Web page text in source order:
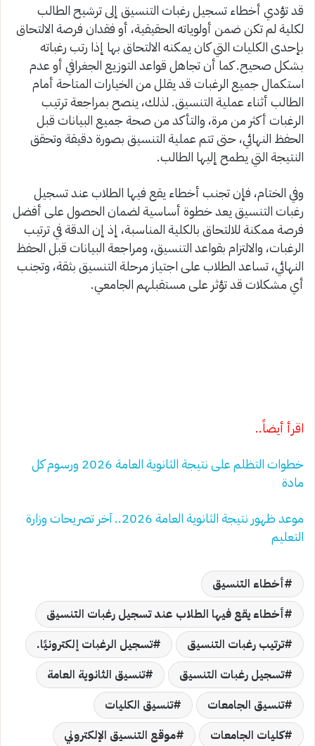
قد تؤدي أخطاء تسجيل رغبات التنسيق إلى ترشيح الطالب
لكلية لم تكن ضمن أولوياته الحقيقية، أو فقدان فرصة الالتحاق
بإحدى الكليات التي كان يمكنه الالتحاق بها إذا رتب رغباته
بشكل صحيح. كما أن تجاهل قواعد التوزيع الجغرافي أو عدم
استكمال جميع الرغبات قد يقلل من الخيارات المتاحة أمام
الطالب أثناء عملية التنسيق. لذلك، ينصح بمراجعة ترتيب
الرغبات أكثر من مرة، والتأكد من صحة جميع البيانات قبل
الحفظ النهائي، حتى تتم عملية التنسيق بصورة دقيقة وتحقق
النتيجة التي يطمح إليها الطالب.
وفي الختام، فإن تجنب أخطاء يقع فيها الطلاب عند تسجيل
رغبات التنسيق يعد خطوة أساسية لضمان الحصول على أفضل
فرصة ممكنة للالتحاق بالكلية المناسبة، إذ إن الدقة في ترتيب
الرغبات، والالتزام بقواعد التنسيق، ومراجعة البيانات قبل الحفظ
النهائي، تساعد الطلاب على اجتياز مرحلة التنسيق بثقة، وتجنب
أي مشكلات قد تؤثر على مستقبلهم الجامعي.
اقرأ أيضاً..
خطوات التظلم على نتيجة الثانوية العامة 2026 ورسوم كل
مادة
موعد ظهور نتيجة الثانوية العامة 2026.. آخر تصريحات وزارة
التعليم
أخطاء التنسيق
أخطاء يقع فيها الطلاب عند تسجيل رغبات التنسيق
ترتيب رغبات التنسيق
تسجيل الرغبات إلكترونيًا.
تسجيل رغبات التنسيق
تنسيق الثانوية العامة
تنسيق الجامعات
تنسيق الكليات
كليات الجامعات
موقع التنسيق الإلكتروني